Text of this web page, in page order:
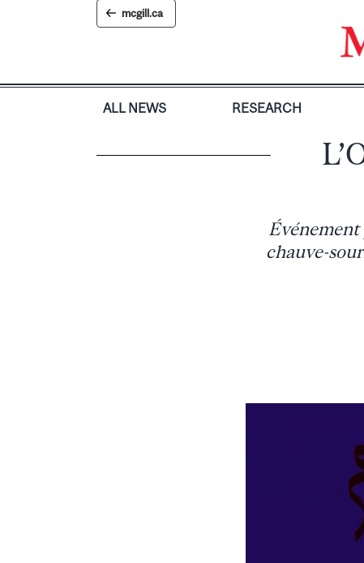
mcgill.ca
ALL NEWS RESEARCH
Événement
chauve-